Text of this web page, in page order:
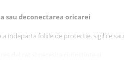
sau deconectarea oricarei
indeparta foliile de protectie, sigiliile sau